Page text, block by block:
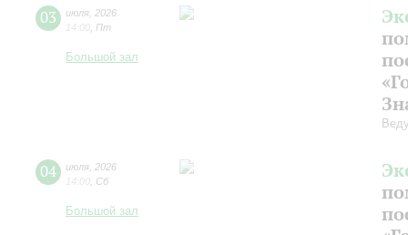
03 июля 2026
14:00 Пт
Большой зал
04 июля 2026
14:00 Сб
Большой зал